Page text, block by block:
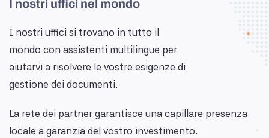
I nostri uffici nel mondo
I nostri uffici si trovano in tutto il
mondo con assistenti multilingue per
aiutarvi a risolvere le vostre esigenze di
gestione dei documenti.
La rete dei partner garantisce una capillare presenza
locale a garanzia del vostro investimento.